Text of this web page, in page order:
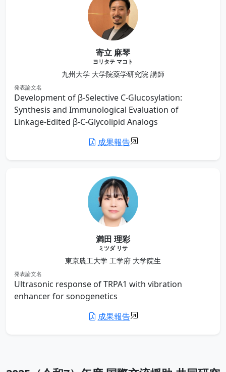
寄立 麻琴
ヨリタテ マコト
九州大学 大学院薬学研究院 講師
発表論文名
Development of β-Selective C-Glucosylation:
Synthesis and Immunological Evaluation of
Linkage-Edited β-C-Glycolipid Analogs
成果報告
満田 理彩
ミツダ リサ
東京農工大学 工学府 大学院生
発表論文名
Ultrasonic response of TRPA1 with vibration
enhancer for sonogenetics
成果報告